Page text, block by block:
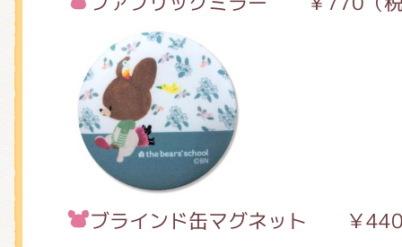
ブラインド缶マグネット ￥